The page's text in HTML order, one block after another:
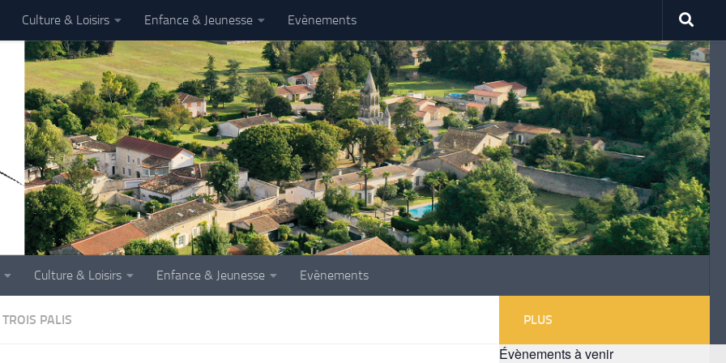
Culture & Loisirs Enfance & Jeunesse Evènements
Culture & Loisirs Enfance & Jeunesse Evènements
PALIS PLUS
Évènements à venir